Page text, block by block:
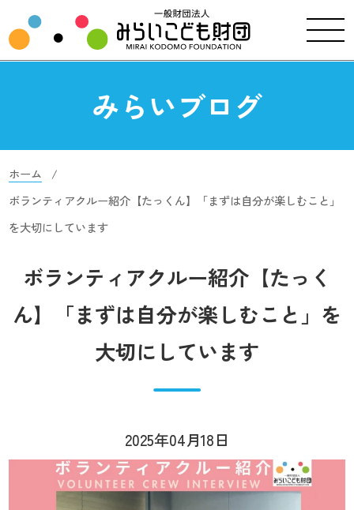
みらいブログ
ホーム
ボランティアクルー紹介【たっくん】「まずは自分が楽しむこと」
を大切にしています
ボランティアクルー紹介【たっく
ん】「まずは自分が楽しむこと」を
大切にしています
2025年04月18日